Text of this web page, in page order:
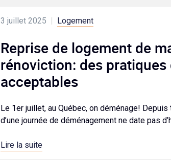
3 juillet 2025 Logement
Reprise de logement de
rénoviction: des
acceptables
Le 1er juillet, au Québec, on déménage!
d’une journée de déménagement ne date pas
Lire la suite